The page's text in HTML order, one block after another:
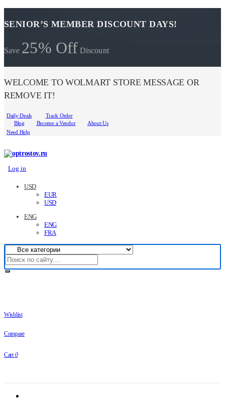
SENIOR’S MEMBER DISCOUNT DAYS!
Save 25% Off Discount
WELCOME TO WOLMART STORE MESSAGE OR
REMOVE IT!
Daily Deals
Track Order
Blog
Become a Vendor
About Us
Need Help
Log in
USD
EUR
USD
ENG
ENG
FRA
Wishlist
Compare
Cart 0